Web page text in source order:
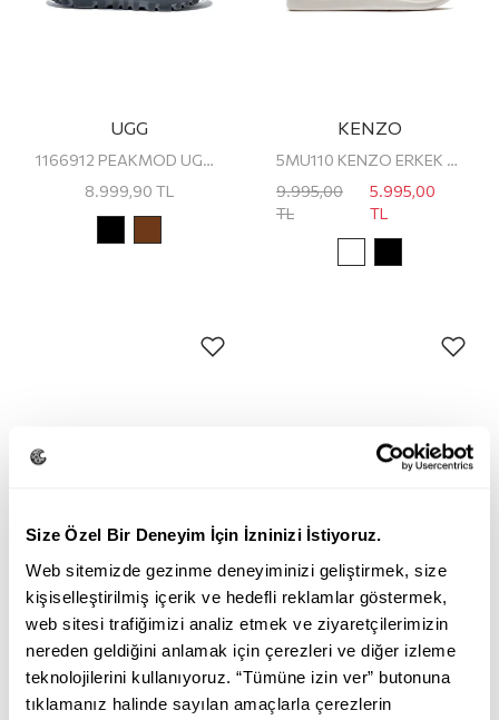
Size Özel Bir Deneyim İçin İzninizi İstiyoruz.
Web sitemizde gezinme deneyiminizi geliştirmek, size
kişiselleştirilmiş içerik ve hedefli reklamlar göstermek,
web sitesi trafiğimizi analiz etmek ve ziyaretçilerimizin
nereden geldiğini anlamak için çerezleri ve diğer izleme
teknolojilerini kullanıyoruz. “Tümüne izin ver” butonuna
tıklamanız halinde sayılan amaçlarla çerezlerin
UGG
1166912 PEAKMOD UGG ERKEK TERLİK
8.999,90 TL
KENZO
5MU110 KENZO ERKEK TERLİK
9.995,00
TL
5.995,00
TL
KENZO UGG